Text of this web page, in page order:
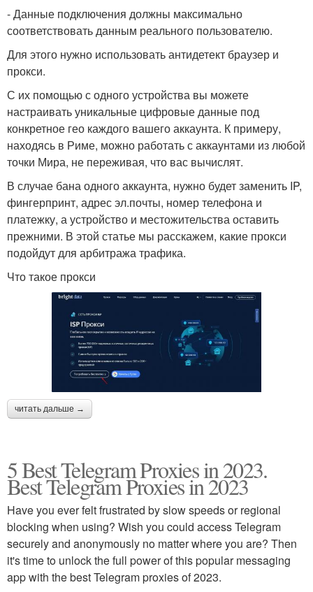
- Данные подключения должны максимально
соответствовать данным реального пользователю.
Для этого нужно использовать антидетект браузер и
прокси.
С их помощью с одного устройства вы можете
настраивать уникальные цифровые данные под
конкретное гео каждого вашего аккаунта. К примеру,
находясь в Риме, можно работать с аккаунтами из любой
точки Мира, не переживая, что вас вычислят.
В случае бана одного аккаунта, нужно будет заменить IP,
фингерпринт, адрес эл.почты, номер телефона и
платежку, а устройство и местожительства оставить
прежними. В этой статье мы расскажем, какие прокси
подойдут для арбитража трафика.
Что такое прокси
читать дальше →
5 Best Telegram Proxies in 2023.
Best Telegram Proxies in 2023
Have you ever felt frustrated by slow speeds or regional
blocking when using? Wish you could access Telegram
securely and anonymously no matter where you are? Then
it's time to unlock the full power of this popular messaging
app with the best Telegram proxies of 2023.